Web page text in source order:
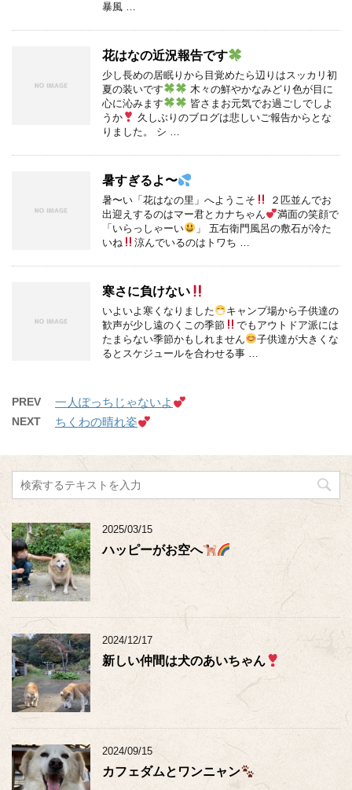
暴風 …
花はなの近況報告です
少し長めの居眠りから目覚めたら辺りはスッカリ初
夏の装いです
木々の鮮やかなみどり色が目に
心に沁みます
皆さまお元気でお過ごしでしよ
うか
久しぶりのブログは悲しいご報告からとな
りました。 シ …
暑すぎるよ〜
暑〜い「花はなの里」へようこそ
２匹並んでお
出迎えするのはマー君とカナちゃん
満面の笑顔で
「いらっしゃーい
」 五右衛門風呂の敷石が冷た
いね
涼んでいるのはトワち …
寒さに負けない
いよいよ寒くなりました
キャンプ場から子供達の
歓声が少し遠のくこの季節
でもアウトドア派には
たまらない季節かもしれません
子供達が大きくな
るとスケジュールを合わせる事 …
PREV 一人ぽっちじゃないよ
NEXT ちくわの晴れ姿
2025/03/15
ハッピーがお空へ
2024/12/17
新しい仲間は犬のあいちゃん
2024/09/15
カフェダムとワンニャン